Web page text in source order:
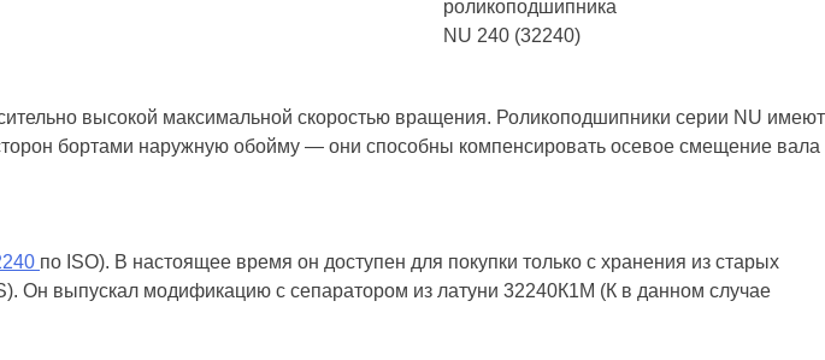
высокой максимальной скоростью вращения. Роликоподшипники серии NU имеют
бортами наружную обойму — они способны компенсировать осевое смещение вала
по ISO). В настоящее время он доступен для покупки только с хранения из старых
Он выпускал модификацию с сепаратором из латуни 32240К1М (К в данном случае